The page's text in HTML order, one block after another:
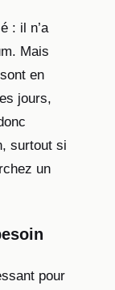
: il n’a
Mais
en
jours,
surtout si
un
pour